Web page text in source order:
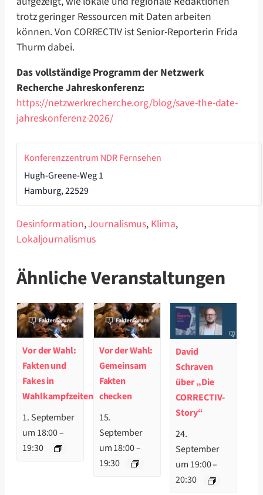
trotz geringer Ressourcen mit Daten arbeiten
können. Von CORRECTIV ist Senior-Reporterin Frida
Thurm dabei.
Das vollständige Programm der Netzwerk
Recherche Jahreskonferenz:
https://netzwerkrecherche.org/blog/save-the-date-
jahreskonferenz-2026/
Konferenzzentrum NDR Fernsehen
Hugh-​Greene-​Weg 1
Hamburg,22529
Desinformation,Journalismus, Klima,
Lokaljournalismus
Ähnliche Veranstaltungen
Vor der Wahl:
Fakten und
Fakes in
Wahlkampfzeiten
1. September
um 18:00–
19:30
Vor der Wahl:
Gemeinsam
Fakten
checken
15.
September
um 18:00–
19:30
David
Schraven
über „Die
CORRECTIV-
Story“
24.
September
um 19:00–
20:30